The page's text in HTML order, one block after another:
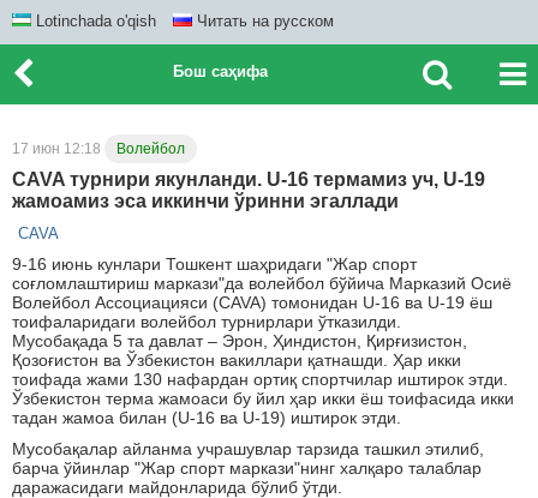
Lotinchada o'qish Читать на русском
Бош саҳифа
17 июн 12:18 Волейбол
CAVA турнири якунланди. U-16 термамиз уч, U-19
жамоамиз эса иккинчи ўринни эгаллади
CAVA
9-16 июнь кунлари Тошкент шаҳридаги "Жар спорт
соғломлаштириш маркази"да волейбол бўйича Марказий Осиё
Волейбол Ассоциацияси (CAVA) томонидан U-16 ва U-19 ёш
тоифаларидаги волейбол турнирлари ўтказилди.
Мусобақада 5 та давлат – Эрон, Ҳиндистон, Қирғизистон,
Қозоғистон ва Ўзбекистон вакиллари қатнашди. Ҳар икки
тоифада жами 130 нафардан ортиқ спортчилар иштирок этди.
Ўзбекистон терма жамоаси бу йил ҳар икки ёш тоифасида икки
тадан жамоа билан (U-16 ва U-19) иштирок этди.
Мусобақалар айланма учрашувлар тарзида ташкил этилиб,
барча ўйинлар "Жар спорт маркази"нинг халқаро талаблар
даражасидаги майдонларида бўлиб ўтди.